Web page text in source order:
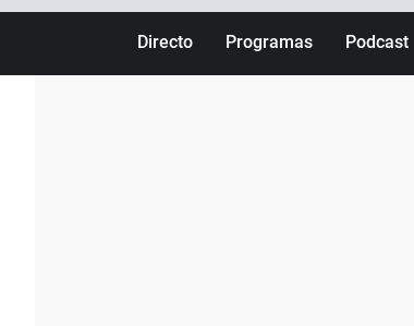
Directo Programas Podcast